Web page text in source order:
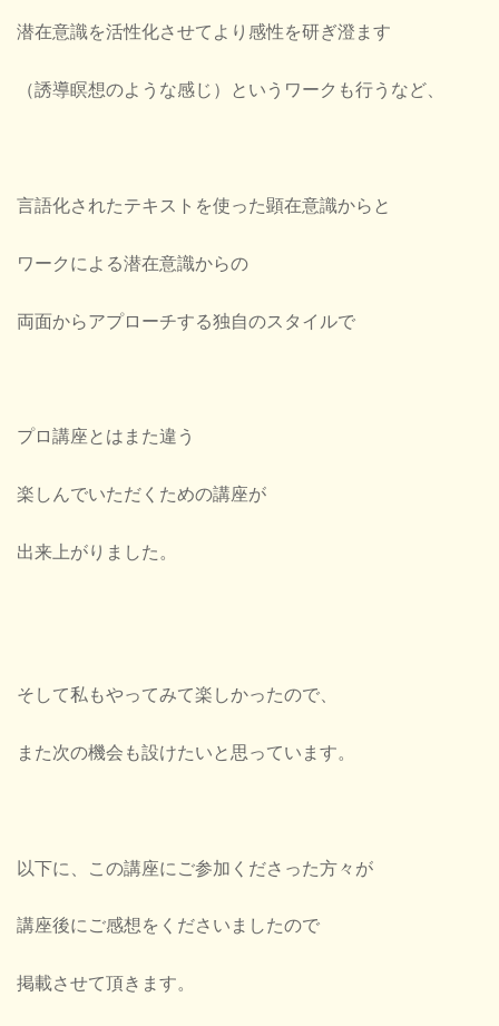
潜在意識を活性化させてより感性を研ぎ澄ます
（誘導瞑想のような感じ）というワークも行うなど、
言語化されたテキストを使った顕在意識からと
ワークによる潜在意識からの
両面からアプローチする独自のスタイルで
プロ講座とはまた違う
楽しんでいただくための講座が
出来上がりました。
そして私もやってみて楽しかったので、
また次の機会も設けたいと思っています。
以下に、この講座にご参加くださった方々が
講座後にご感想をくださいましたので
掲載させて頂きます。